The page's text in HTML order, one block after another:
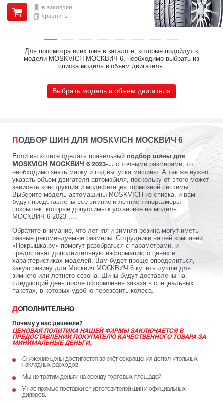
в закладки
сравнить
Для просмотра всех шин в каталоге, которые подойдут к
модели MOSKVICH МОСКВИЧ 6, необходимо выбрать из
списка модель и объем двигателя.
Выбрать модель и объем двигателя
ПОДБОР ШИН ДЛЯ MOSKVICH МОСКВИЧ 6
Если вы хотите сделать правильный подбор шины для
MOSKVICH МОСКВИЧ 6 2023-... с точными размерами, то
необходимо знать марку и год выпуска машины. А так же нужно
указать объем двигателя автомобиля, поскольку от этого может
зависеть конструкция и модификация тормозной системы.
Выберите модель автомашины MOSKVICH из списка, и вам
будут представлены все зимние и летние типоразмеры
покрышек, которые допустимы к установке на модель
МОСКВИЧ 6 2023-....
Обратите внимание, что летняя и зимняя резина могут иметь
разные рекомендуемые размеры. Сотрудники нашей компании
«Покрышка.ру» помогут разобраться с параметрами, и
предоставят дополнительную информацию о ценах и
характеристиках моделей. Вам будет проще определиться,
какую резину для Москвич МОСКВИЧ 6 купить лучше для
зимнего или летнего сезона. Шины будут доставлены на
следующий день после оформления заказа в специальных
пакетах, в которых удобно перевозить колеса.
ДОПОЛНИТЕЛЬНО
Почему у нас дешевле?
ЦЕНОВАЯ ПОЛИТИКА НАШЕЙ ФИРМЫ ЗАКЛЮЧАЕТСЯ В
ПРЕДОСТАВЛЕНИИ ПОКУПАТЕЛЮ КАЧЕСТВЕННОГО ТОВАРА ЗА
МИНИМАЛЬНЫЕ ДЕНЬГИ.
Снижение цены достигается за счёт сокращения дополнительных
накладных расходов.
Мы не тратим деньги на аренду торговых площадей.
У нас прямые поставки от изготовителей шин и официальных
дилеров.